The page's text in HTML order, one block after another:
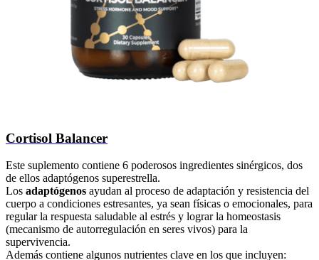
Cortisol Balancer
Este suplemento contiene 6 poderosos ingredientes sinérgicos, dos
de ellos adaptógenos superestrella.
Los adaptógenos ayudan al proceso de adaptación y resistencia del
cuerpo a condiciones estresantes, ya sean físicas o emocionales, para
regular la respuesta saludable al estrés y lograr la homeostasis
(mecanismo de autorregulación en seres vivos) para la
supervivencia.
Además contiene algunos nutrientes clave en los que incluyen: